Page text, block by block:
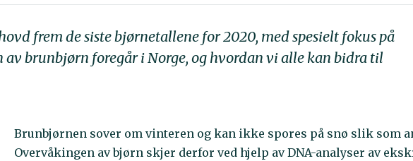
frem de siste bjørnetallene for 2020, med spesielt fokus på
brunbjørn foregår i Norge, og hvordan vi alle kan bidra til
Brunbjørnen sover om vinteren og kan ikke spores på snø slik som
Overvåkingen av bjørn skjer derfor ved hjelp av DNA-analyser av